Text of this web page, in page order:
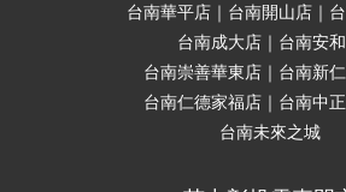
台南華平店｜台南開山店｜
台南成大店｜台南安
台南崇善華東店｜台南新
台南仁德家福店｜台南中
台南未來之城